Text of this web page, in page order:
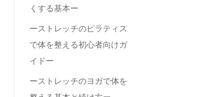
くする基本ー
ーストレッチのピラティス
で体を整える初心者向けガ
イドー
ーストレッチのヨガで体を